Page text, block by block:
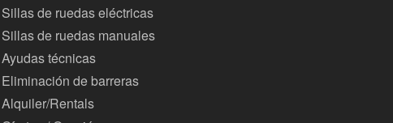
Sillas de ruedas eléctricas
Sillas de ruedas manuales
Ayudas técnicas
Eliminación de barreras
Alquiler/Rentals